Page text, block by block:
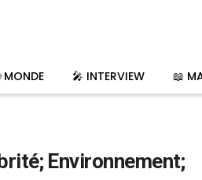
MONDE 🎤 INTERVIEW 📖
Environnement;